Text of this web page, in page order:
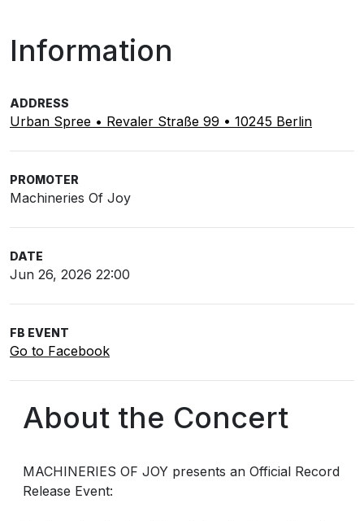
Information
ADDRESS
Urban Spree • Revaler Straße 99 • 10245 Berlin
PROMOTER
Machineries Of Joy
DATE
Jun 26, 2026 22:00
FB EVENT
Go to Facebook
About the Concert
MACHINERIES OF JOY presents an Official Record
Release Event: